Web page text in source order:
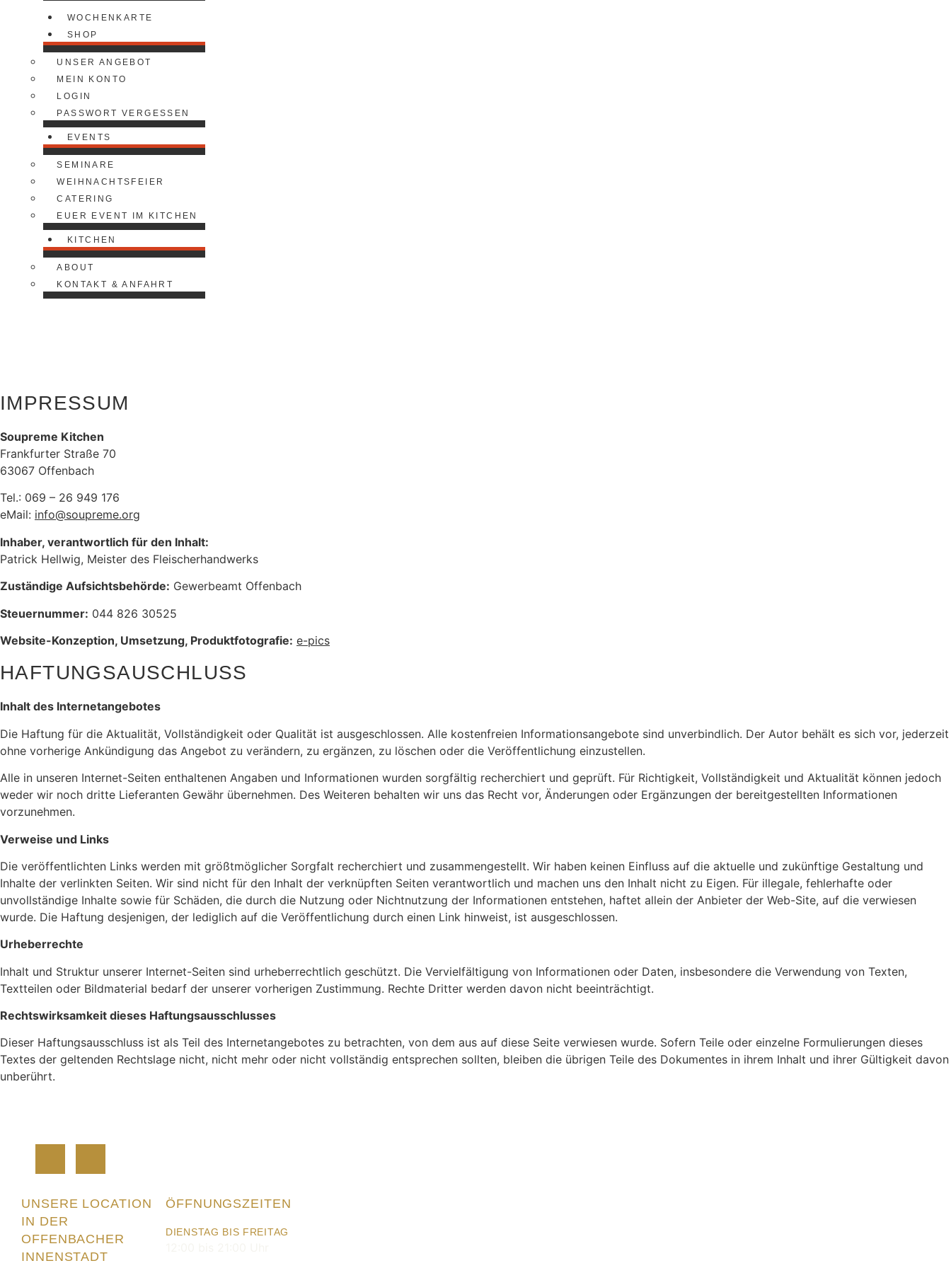
WOCHENKARTE
SHOP
UNSER ANGEBOT
MEIN KONTO
LOGIN
PASSWORT VERGESSEN
EVENTS
SEMINARE
WEIHNACHTSFEIER
CATERING
EUER EVENT IM KITCHEN
KITCHEN
ABOUT
KONTAKT & ANFAHRT
IMPRESSUM
Soupreme Kitchen
Frankfurter Straße 70
63067 Offenbach
Tel.: 069 – 26 949 176
eMail: info@soupreme.org
Inhaber, verantwortlich für den Inhalt:
Patrick Hellwig, Meister des Fleischerhandwerks
Zuständige Aufsichtsbehörde: Gewerbeamt Offenbach
Steuernummer: 044 826 30525
Website-Konzeption, Umsetzung, Produktfotografie: e-pics
HAFTUNGSAUSCHLUSS
Inhalt des Internetangebotes
Die Haftung für die Aktualität, Vollständigkeit oder Qualität ist ausgeschlossen. Alle kostenfreien Informationsangebote sind unverbindlich. Der Autor behält es sich vor, jederzeit
ohne vorherige Ankündigung das Angebot zu verändern, zu ergänzen, zu löschen oder die Veröffentlichung einzustellen.
Alle in unseren Internet-Seiten enthaltenen Angaben und Informationen wurden sorgfältig recherchiert und geprüft. Für Richtigkeit, Vollständigkeit und Aktualität können jedoch
weder wir noch dritte Lieferanten Gewähr übernehmen. Des Weiteren behalten wir uns das Recht vor, Änderungen oder Ergänzungen der bereitgestellten Informationen
vorzunehmen.
Verweise und Links
Die veröffentlichten Links werden mit größtmöglicher Sorgfalt recherchiert und zusammengestellt. Wir haben keinen Einfluss auf die aktuelle und zukünftige Gestaltung und
Inhalte der verlinkten Seiten. Wir sind nicht für den Inhalt der verknüpften Seiten verantwortlich und machen uns den Inhalt nicht zu Eigen. Für illegale, fehlerhafte oder
unvollständige Inhalte sowie für Schäden, die durch die Nutzung oder Nichtnutzung der Informationen entstehen, haftet allein der Anbieter der Web-Site, auf die verwiesen
wurde. Die Haftung desjenigen, der lediglich auf die Veröffentlichung durch einen Link hinweist, ist ausgeschlossen.
Urheberrechte
Inhalt und Struktur unserer Internet-Seiten sind urheberrechtlich geschützt. Die Vervielfältigung von Informationen oder Daten, insbesondere die Verwendung von Texten,
Textteilen oder Bildmaterial bedarf der unserer vorherigen Zustimmung. Rechte Dritter werden davon nicht beeinträchtigt.
Rechtswirksamkeit dieses Haftungsausschlusses
Dieser Haftungsausschluss ist als Teil des Internetangebotes zu betrachten, von dem aus auf diese Seite verwiesen wurde. Sofern Teile oder einzelne Formulierungen dieses
Textes der geltenden Rechtslage nicht, nicht mehr oder nicht vollständig entsprechen sollten, bleiben die übrigen Teile des Dokumentes in ihrem Inhalt und ihrer Gültigkeit davon
unberührt.
UNSERE LOCATION
IN DER
OFFENBACHER
INNENSTADT
ÖFFNUNGSZEITEN
DIENSTAG BIS FREITAG